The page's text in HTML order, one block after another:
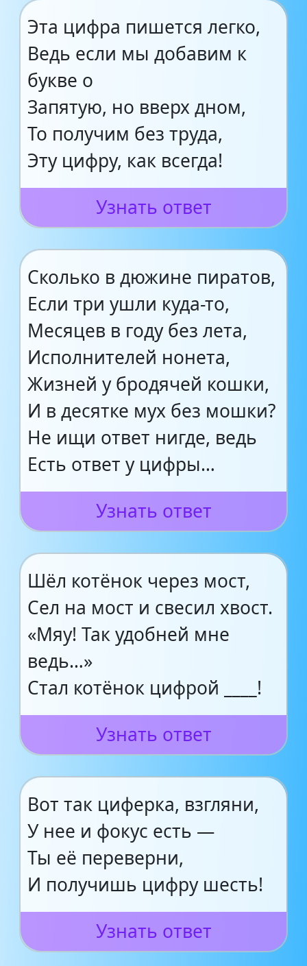
Эта цифра пишется легко,
Ведь если мы добавим к
букве о
Запятую, но вверх дном,
То получим без труда,
Эту цифру, как всегда!
Узнать ответ
Сколько в дюжине пиратов,
Если три ушли куда-то,
Месяцев в году без лета,
Исполнителей нонета,
Жизней у бродячей кошки,
И в десятке мух без мошки?
Не ищи ответ нигде, ведь
Есть ответ у цифры…
Узнать ответ
Шёл котёнок через мост,
Сел на мост и свесил хвост.
«Мяу! Так удобней мне
ведь…»
Стал котёнок цифрой ____!
Узнать ответ
Вот так циферка, взгляни,
У нее и фокус есть —
Ты её переверни,
И получишь цифру шесть!
Узнать ответ